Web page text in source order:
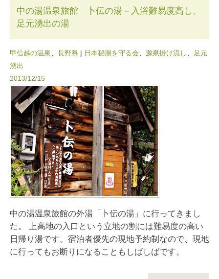
中の湯温泉旅館 卜伝の湯－入浴難易度高し、
足元湧出の湯
甲信越の温泉 長野県 | 日本秘湯を守る会 源泉掛け流し
足元
湧出
2013/12/15
中の湯温泉旅館の外湯「卜伝の湯」に行ってきまし
た。 上高地の入口という立地の割には難易度の高い
日帰り湯です。宿泊者優先の現地予約制なので、現地
に行ってもお断りになることもしばしばです。